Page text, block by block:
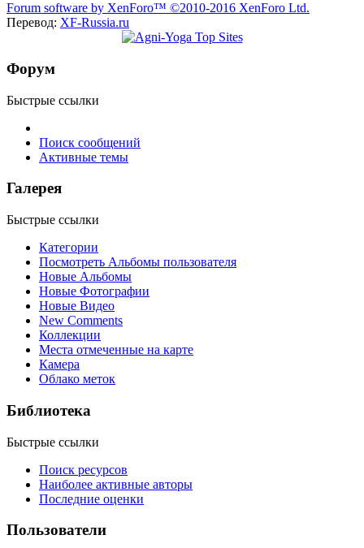
Forum software by XenForo™ ©2010-2016 XenForo Ltd.
Перевод: XF-Russia.ru
Форум
Быстрые ссылки
Поиск сообщений
Активные темы
Галерея
Быстрые ссылки
Категории
Посмотреть Альбомы пользователя
Новые Альбомы
Новые Фотографии
Новые Видео
New Comments
Коллекции
Места отмеченные на карте
Камера
Облако меток
Библиотека
Быстрые ссылки
Поиск ресурсов
Наиболее активные авторы
Последние оценки
Пользователи